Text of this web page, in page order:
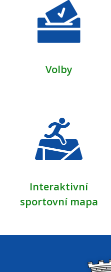
Volby
Interaktivní
sportovní mapa